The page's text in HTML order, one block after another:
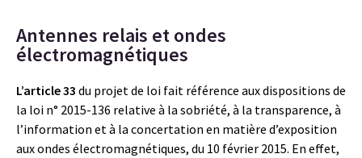
Antennes relais et ondes
électromagnétiques
L’article 33 du projet de loi fait référence aux dispositions de
la loi n° 2015-136 relative à la sobriété, à la transparence, à
l’information et à la concertation en matière d’exposition
aux ondes électromagnétiques, du 10 février 2015. En effet,